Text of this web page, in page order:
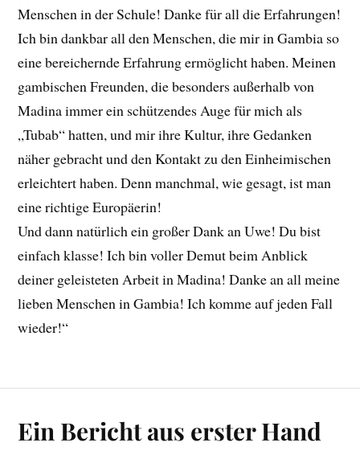
Menschen in der Schule! Danke für all die Erfahrungen!
Ich bin dankbar all den Menschen, die mir in Gambia so
eine bereichernde Erfahrung ermöglicht haben. Meinen
gambischen Freunden, die besonders außerhalb von
Madina immer ein schützendes Auge für mich als
„Tubab“ hatten, und mir ihre Kultur, ihre Gedanken
näher gebracht und den Kontakt zu den Einheimischen
erleichtert haben. Denn manchmal, wie gesagt, ist man
eine richtige Europäerin!
Und dann natürlich ein großer Dank an Uwe! Du bist
einfach klasse! Ich bin voller Demut beim Anblick
deiner geleisteten Arbeit in Madina! Danke an all meine
lieben Menschen in Gambia! Ich komme auf jeden Fall
wieder!“
Ein Bericht aus erster Hand